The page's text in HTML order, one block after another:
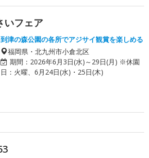
いフェア
到津の森公園の各所でアジサイ観賞を楽しめる
福岡県・北九州市小倉北区
期間： 2026年6月3日(水)～29日(月) ※休園
日：火曜、6月24日(水)・25日(木)